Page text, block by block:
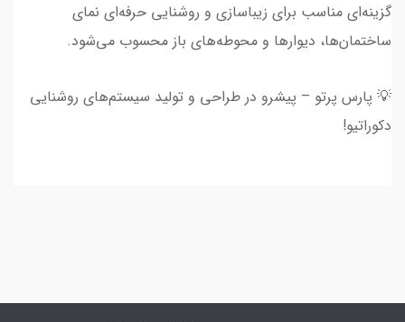
گزینه‌ای مناسب برای زیباسازی و روشنایی حرفه‌ای نمای
ساختمان‌ها، دیوارها و محوطه‌های باز محسوب می‌شود.
💡 پارس پرتو – پیشرو در طراحی و تولید سیستم‌های روشنایی
دکوراتیو!